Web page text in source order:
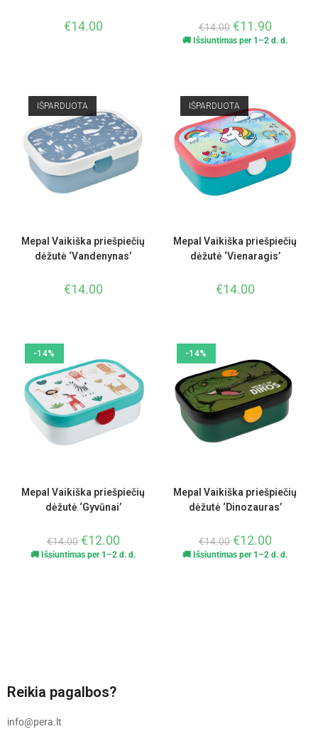
€14.00 €14.00 €11.90
🚚 Išsiuntimas per 1–2 d. d.
IŠPARDUOTA
Mepal Vaikiška priešpiečių
dėžutė ‘Vandenynas’
€14.00
IŠPARDUOTA
Mepal Vaikiška priešpiečių
dėžutė ‘Vienaragis’
€14.00
-14%
Mepal Vaikiška priešpiečių
dėžutė ‘Gyvūnai’
€14.00 €12.00
🚚 Išsiuntimas per 1–2 d. d.
-14%
Mepal Vaikiška priešpiečių
dėžutė ‘Dinozauras’
€14.00 €12.00
🚚 Išsiuntimas per 1–2 d. d.
Reikia pagalbos?
info@pera.lt